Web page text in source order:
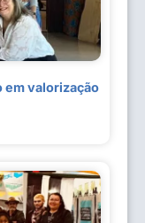
em valorização